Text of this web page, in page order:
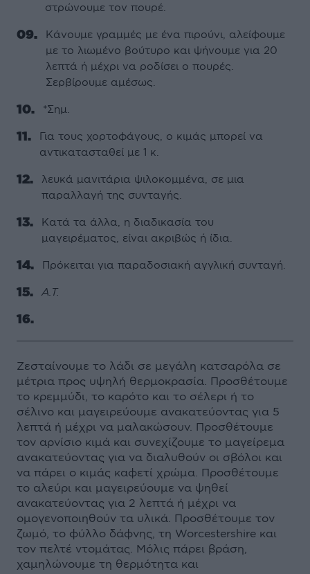
στρώνουμε τον πουρέ.
Κάνουμε γραμμές με ένα πιρούνι, αλείφουμε
με το λιωμένο βούτυρο και ψήνουμε για 20
λεπτά ή μέχρι να ροδίσει ο πουρές.
Σερβίρουμε αμέσως.
*Σημ.
Για τους χορτοφάγους, ο κιμάς μπορεί να
αντικατασταθεί με 1 κ.
λευκά μανιτάρια ψιλοκομμένα, σε μια
παραλλαγή της συνταγής.
Κατά τα άλλα, η διαδικασία του
μαγειρέματος, είναι ακριβώς ή ίδια.
Πρόκειται για παραδοσιακή αγγλική συνταγή.
Α.Τ.
Ζεσταίνουμε το λάδι σε μεγάλη κατσαρόλα σε
μέτρια προς υψηλή θερμοκρασία. Προσθέτουμε
το κρεμμύδι, το καρότο και το σέλερι ή το
σέλινο και μαγειρεύουμε ανακατεύοντας για 5
λεπτά ή μέχρι να μαλακώσουν. Προσθέτουμε
τον αρνίσιο κιμά και συνεχίζουμε το μαγείρεμα
ανακατεύοντας για να διαλυθούν οι σβόλοι και
να πάρει ο κιμάς καφετί χρώμα. Προσθέτουμε
το αλεύρι και μαγειρεύουμε να ψηθεί
ανακατεύοντας για 2 λεπτά ή μέχρι να
ομογενοποιηθούν τα υλικά. Προσθέτουμε τον
ζωμό, το φύλλο δάφνης, τη Worcestershire και
τον πελτέ ντομάτας. Μόλις πάρει βράση,
χαμηλώνουμε τη θερμότητα και